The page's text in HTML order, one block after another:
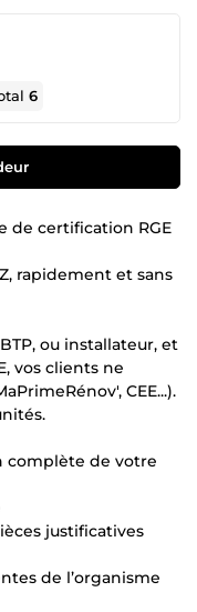
6
de certification RGE
rapidement et sans
ou installateur, et
vos clients ne
CEE...).
complète de votre
justificatives
de l’organisme